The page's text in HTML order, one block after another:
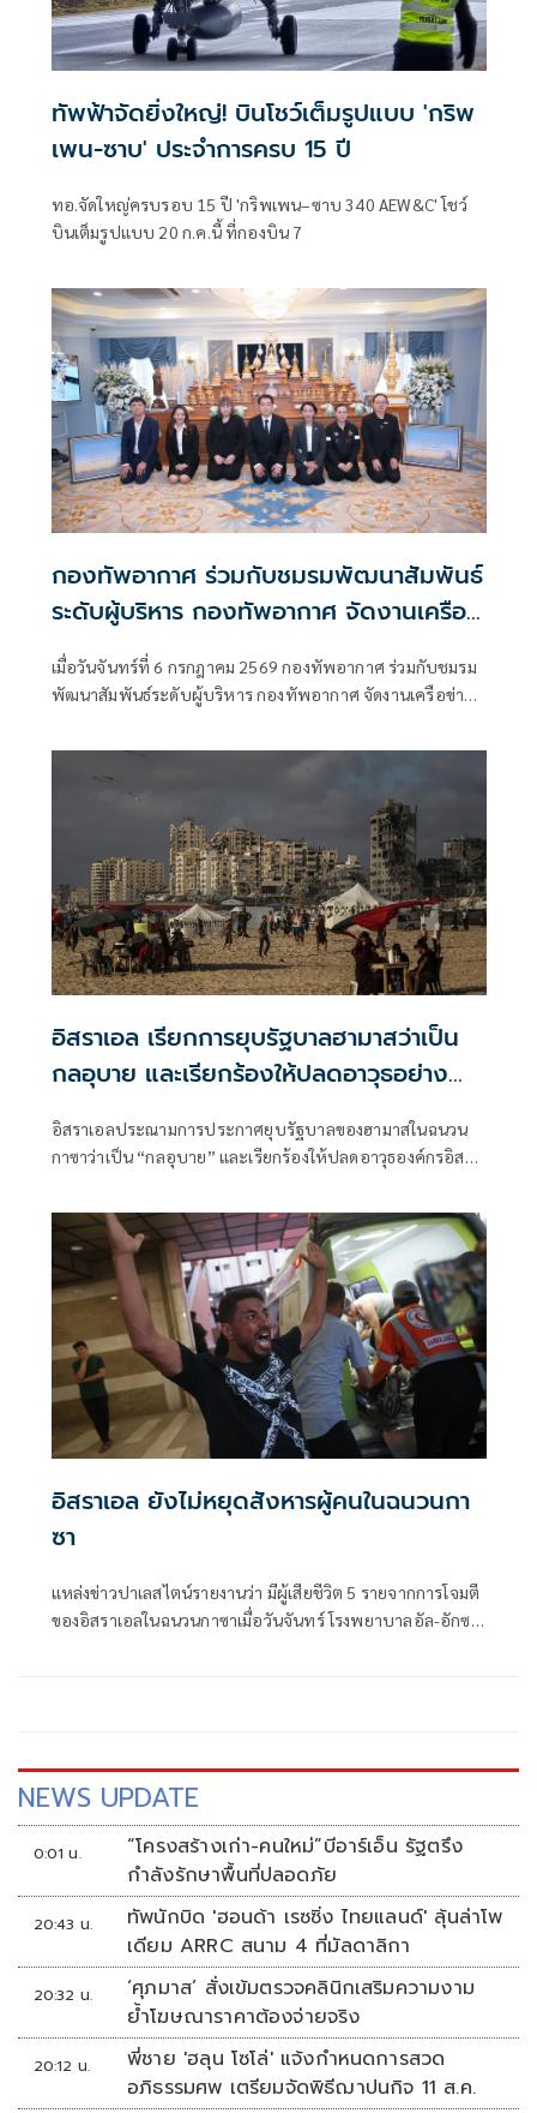
ทัพฟ้าจัดยิ่งใหญ่! บินโชว์เต็มรูปแบบ 'กริพ
เพน-ซาบ' ประจำการครบ 15 ปี
ทอ.จัดใหญ่ครบรอบ 15 ปี 'กริพเพน–ซาบ 340 AEW&C' โชว์
บินเต็มรูปแบบ 20 ก.ค.นี้ ที่กองบิน 7
กองทัพอากาศ ร่วมกับชมรมพัฒนาสัมพันธ์
ระดับผู้บริหาร กองทัพอากาศ จัดงานเครือ
ข่ายชมรมพัฒนาสัมพันธ์ระดับผู้บริหาร
กองทัพอากาศ เพื่อการประชาสัมพันธ์
โครงการสร้างพระมหาธาตุเจดีย์ องค์ที่ 3
เมื่อวันจันทร์ที่ 6 กรกฎาคม 2569 กองทัพอากาศ ร่วมกับชมรม
พัฒนาสัมพันธ์ระดับผู้บริหาร กองทัพอากาศ จัดงานเครือข่าย
ประชาสัมพันธ์โครงการสร้างพระมหาธาตุเจดีย์ องค์ที่ 3 โดยมี
พลอากาศเอก เสกสรร คันธา ผู้บัญชาการทหารอากาศ เป็น
ประธานการจัดงาน พร้อมทั้งได้รับเกียรติจากผู้บริหารองค์กร
ทั้งภาครัฐ ภาคเอกชน
อิสราเอล เรียกการยุบรัฐบาลฮามาสว่าเป็น
กลอุบาย และเรียกร้องให้ปลดอาวุธอย่าง
อิสราเอลประณามการประกาศยุบรัฐบาลของฮามาสในฉนวน
กาซาว่าเป็น “กลอุบาย” และเรียกร้องให้ปลดอาวุธองค์กรอิสลา
อิสราเอล ยังไม่หยุดสังหารผู้คนในฉนวนกา
ซา
แหล่งข่าวปาเลสไตน์รายงานว่า มีผู้เสียชีวิต 5 รายจากการโจมตี
ของอิสราเอลในฉนวนกาซาเมื่อวันจันทร์ โรงพยาบาลอัล-อักซา
NEWS UPDATE
0:01 น.
“โครงสร้างเก่า-คนใหม่”บีอาร์เอ็น รัฐตรึง
กำลังรักษาพื้นที่ปลอดภัย
20:43 น.
ทัพนักบิด 'ฮอนด้า เรซซิ่ง ไทยแลนด์' ลุ้นล่าโพ
เดียม ARRC สนาม 4 ที่มัลดาลิกา
20:32 น.
‘ศุภมาส’ สั่งเข้มตรวจคลินิกเสริมความงาม
ย้ำโฆษณาราคาต้องจ่ายจริง
20:12 น.
พี่ชาย 'ฮลุน โซโล่' แจ้งกำหนดการสวด
อภิธรรมศพ เตรียมจัดพิธีฌาปนกิจ 11 ส.ค.